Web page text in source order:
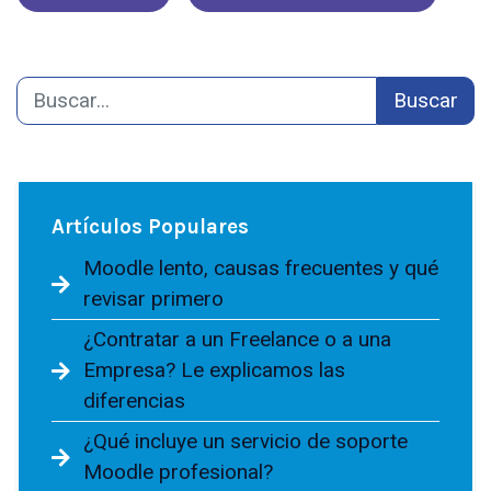
Buscar
Artículos Populares
Moodle lento, causas frecuentes y qué
revisar primero
¿Contratar a un Freelance o a una
Empresa? Le explicamos las
diferencias
¿Qué incluye un servicio de soporte
Moodle profesional?